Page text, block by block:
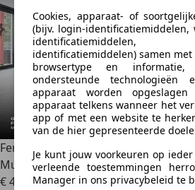
Ferrari SF90 Stradale
Assetto
Munsterhuis~
€ 465.0001
Cookies, apparaat- of
(bijv. login-identificatiemiddelen,
identificatiemiddelen,
identificatiemiddelen) samen
browsertype en informatie,
ondersteunde
apparaat worden
apparaat telkens wanneer het
app of met een website te
van de hier gepresenteerde
Je kunt jouw voorkeuren op
verleende toestemmingen
Manager in ons privacybeleid te